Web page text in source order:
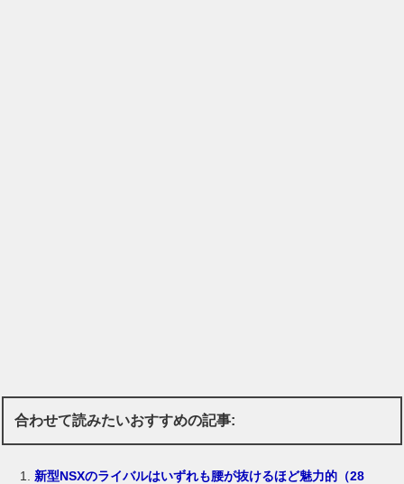
合わせて読みたいおすすめの記事:
新型NSXのライバルはいずれも腰が抜けるほど魅力的（28